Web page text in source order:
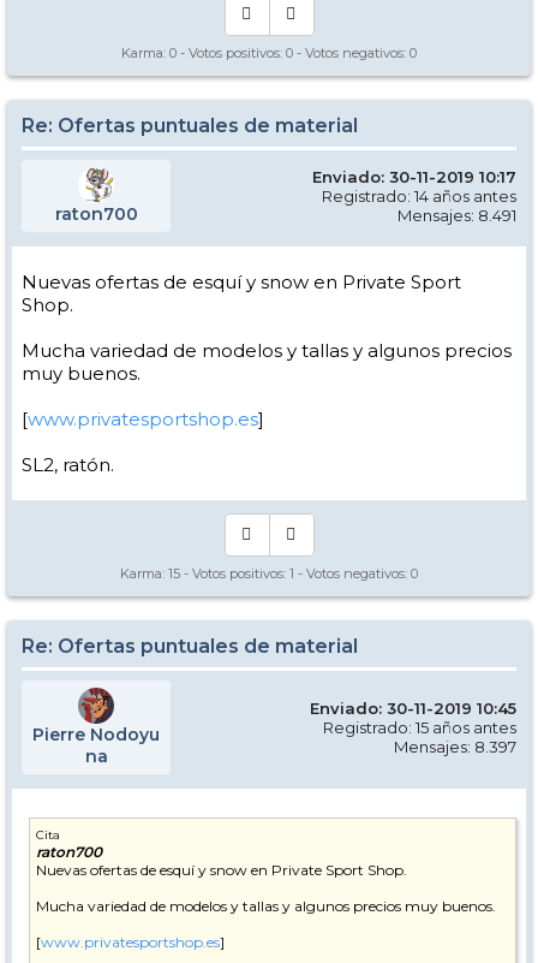
Karma: 0 - Votos positivos: 0 - Votos negativos: 0
Re: Ofertas puntuales de material
raton700
Enviado: 30-11-2019 10:17
Registrado: 14 años antes
Mensajes: 8.491
Nuevas ofertas de esquí y snow en Private Sport
Shop.
Mucha variedad de modelos y tallas y algunos precios
muy buenos.
[www.privatesportshop.es]
SL2, ratón.
Karma: 15 - Votos positivos: 1 - Votos negativos: 0
Re: Ofertas puntuales de material
Pierre Nodoyu
na
Enviado: 30-11-2019 10:45
Registrado: 15 años antes
Mensajes: 8.397
Cita
raton700
Nuevas ofertas de esquí y snow en Private Sport Shop.
Mucha variedad de modelos y tallas y algunos precios muy buenos.
[www.privatesportshop.es]